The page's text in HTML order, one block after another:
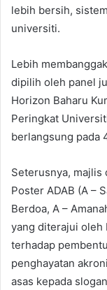
lebih bersih,
universiti.
Lebih
dipilih oleh panel
Horizon Baharu
Peringkat
berlangsung pada
Seterusnya, majlis
Poster ADAB (A –
Berdoa, A –
yang diterajui oleh
terhadap
penghayatan
asas kepada